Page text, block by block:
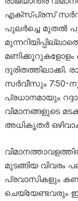
എക്സ്പ്രസ്
പുലർച്ചെ മുതൽ
മണിക്കൂറുകളോളം
ദുരിതത്തിലാക്കി.
സർവീസും
പ്രധാനമായും
വിമാനങ്ങളുടെ
അധികൃതർ
മുടങ്ങിയ വിവരം
പ്രവാസികളും
ചെയ്യേണ്ടവരും